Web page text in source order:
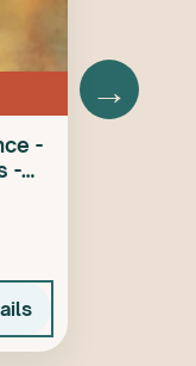
Fogel
-
-
→